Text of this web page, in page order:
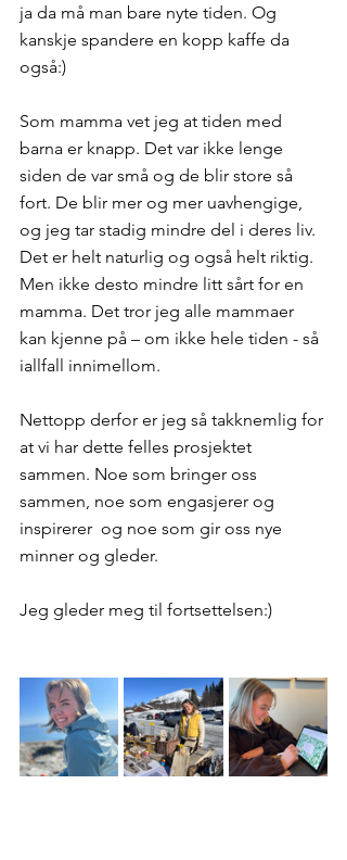
ja da må man bare nyte tiden. Og
kanskje spandere en kopp kaffe da
også:)
Som mamma vet jeg at tiden med
barna er knapp. Det var ikke lenge
siden de var små og de blir store så
fort. De blir mer og mer uavhengige,
og jeg tar stadig mindre del i deres liv.
Det er helt naturlig og også helt riktig.
Men ikke desto mindre litt sårt for en
mamma. Det tror jeg alle mammaer
kan kjenne på – om ikke hele tiden - så
iallfall innimellom.
Nettopp derfor er jeg så takknemlig for
at vi har dette felles prosjektet
sammen. Noe som bringer oss
sammen, noe som engasjerer og
inspirerer  og noe som gir oss nye
minner og gleder.
Jeg gleder meg til fortsettelsen:)